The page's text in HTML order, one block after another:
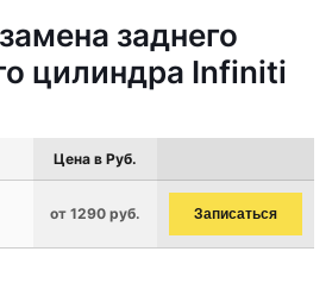
заднего
цилиндра Infiniti
Цена в Руб.
от 1290 руб. Записаться